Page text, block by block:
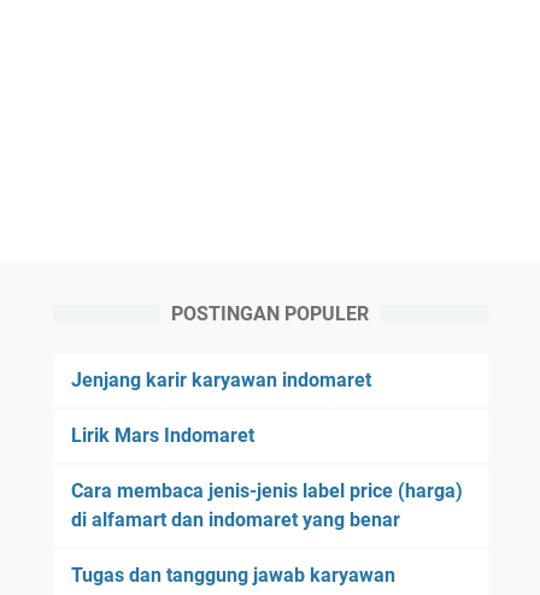
POSTINGAN POPULER
Jenjang karir karyawan indomaret
Lirik Mars Indomaret
Cara membaca jenis-jenis label price (harga)
di alfamart dan indomaret yang benar
Tugas dan tanggung jawab karyawan